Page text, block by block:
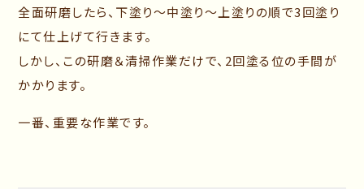
全面研磨したら、下塗り～中塗り～上塗りの順で3回塗り
にて仕上げて行きます。
しかし、この研磨＆清掃作業だけで、2回塗る位の手間が
かかります。
一番、重要な作業です。